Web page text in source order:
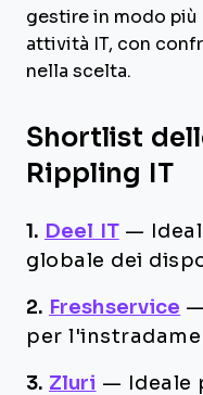
gestire in modo più
attività IT, con
nella scelta.
Shortlist
Rippling IT
1. Deel IT —
globale dei
2. Freshservice —
per
3. Zluri —
Ideale